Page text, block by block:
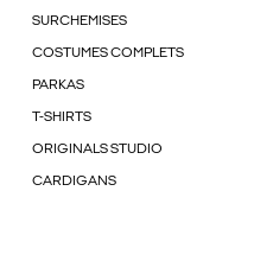
SURCHEMISES
COSTUMES COMPLETS
PARKAS
T-SHIRTS
ORIGINALS STUDIO
CARDIGANS